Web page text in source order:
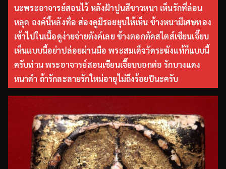
นะพระอาจารย์สอนไว้ หลังฝ้าปูนสีขาวหนา เห็นรักที่ล่อน
หลุด องค์นี้หลังทื่อ ส่องดูมีรอยยุบให้เห็น ข้างหนามีเศษทอง
เข้าไปในเนื้อดูง่ายจ่ายตังค์เลย ข้างตอกตัดสไตส์เซียนเจี๊ยบ
เห็นแบบนี้อย่าปล่อยผ่านมือ พระสมเด็จวัดระฆังแท้ก็แบบนี้
ครับท่าน พระอาจารย์สอนเซียนเจี๊ยบบอกต่อ รักบางแดง
หนาดำ ถ้ารักละลายรักใหม่อายุไม่ถึงร้อยปีนะครับ